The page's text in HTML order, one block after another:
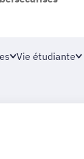
Vie étudiante